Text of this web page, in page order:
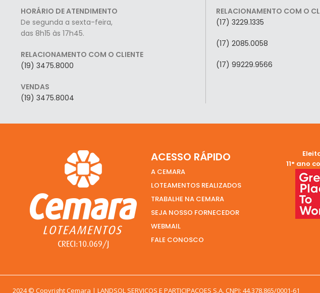
PRECISA DE AJUDA?
ENTRE EM CONTATO CONOSCO
HORÁRIO DE ATENDIMENTO
De segunda a sexta-feira,
das 8h15 às 17h45.
RELACIONAMENTO COM O CLIENTE
(19) 3475.8000
VENDAS
(19) 3475.8004
RELACIONAMENTO COM O
(17) 3229.1335
(17) 2085.0058
(17) 99229.9566
ACESSO RÁPIDO
A CEMARA
LOTEAMENTOS REALIZADOS
TRABALHE NA CEMARA
SEJA NOSSO FORNECEDOR
WEBMAIL
FALE CONOSCO
11° ano
2024 © Copyright Cemara | LANDSOL SERVICOS E PARTICIPACOES S.A. CNPJ: 44.378.865/0001-61